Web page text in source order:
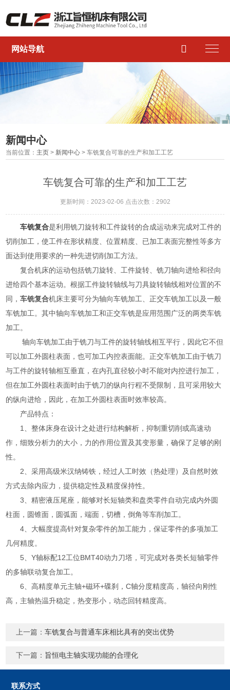
网站导航 
新闻中心
当前位置： 主页 > 新闻中心 > 车铣复合可靠的生产和加工工艺
车铣复合可靠的生产和加工工艺
更新时间：2023-02-06 点击次数：2902
车铣复合是利用铣刀旋转和工件旋转的合成运动来完成对工件的
切削加工，使工件在形状精度、位置精度、已加工表面完整性等多方
面达到使用要求的一种先进切削加工方法。
复合机床的运动包括铣刀旋转、工件旋转、铣刀轴向进给和径向
进给四个基本运动。根据工件旋转轴线与刀具旋转轴线相对位置的不
同，车铣复合机床主要可分为轴向车铣加工、正交车铣加工以及一般
车铣加工。其中轴向车铣加工和正交车铣是应用范围广泛的两类车铣
加工。
轴向车铣加工由于铣刀与工件的旋转轴线相互平行，因此它不但
可以加工外圆柱表面，也可加工内控表面能。正交车铣加工由于铣刀
与工件的旋转轴相互垂直，在内孔直径较小时不能对内控进行加工，
但在加工外圆柱表面时由于铣刀的纵向行程不受限制，且可采用较大
的纵向进给，因此，在加工外圆柱表面时效率较高。
产品特点：
1、整体床身在设计之处进行结构解析，抑制重切削或高速动
作，细致分析力的大小，力的作用位置及其变形量，确保了足够的刚
性。
2、采用高级米汉纳铸铁，经过人工时效（热处理）及自然时效
方式去除内应力，提供稳定性及精度保持性。
3、精密液压尾座，能够对长短轴类和盘类零件自动完成内外圆
柱面，圆锥面，圆弧面，端面，切槽，倒角等车削加工。
4、大幅度提高针对复杂零件的加工能力，保证零件的多项加工
几何精度。
5、Y轴标配12工位BMT40动力刀塔，可完成对各类长短轴零件
的多轴联动复合加工。
6、高精度单元主轴+磁环+碟刹，C轴分度精度高，轴径向刚性
高，主轴热温升稳定，热变形小，动态回转精度高。
上一篇：车铣复合与普通车床相比具有的突出优势
下一篇： 旨恒电主轴实现功能的合理化
联系方式